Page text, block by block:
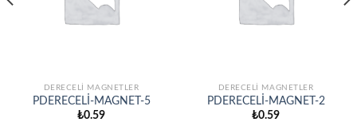
DERECELİ MAGNETLER
PDERECELİ-MAGNET-5
₺0.59
DERECELİ MAGNETLER
PDERECELİ-MAGNET-2
₺0.59